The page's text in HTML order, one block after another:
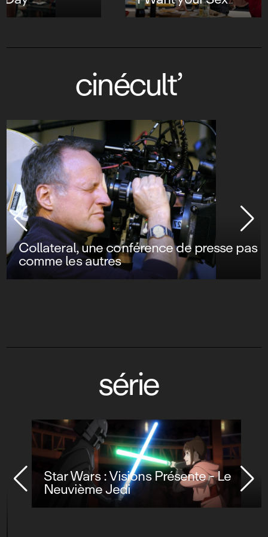
cinécult’
Collateral, une conférence de presse pas
comme les autres
série
Star Wars : Visions Présente - Le
Neuvième Jedi